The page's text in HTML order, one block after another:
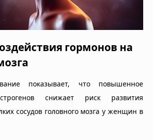
гормонов на
показывает, что повышенное
снижает риск развития
сосудов головного мозга у женщин в